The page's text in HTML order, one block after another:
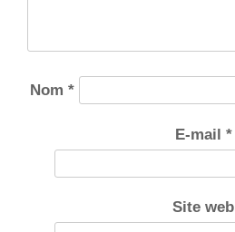
Nom *
E-mail *
Site web